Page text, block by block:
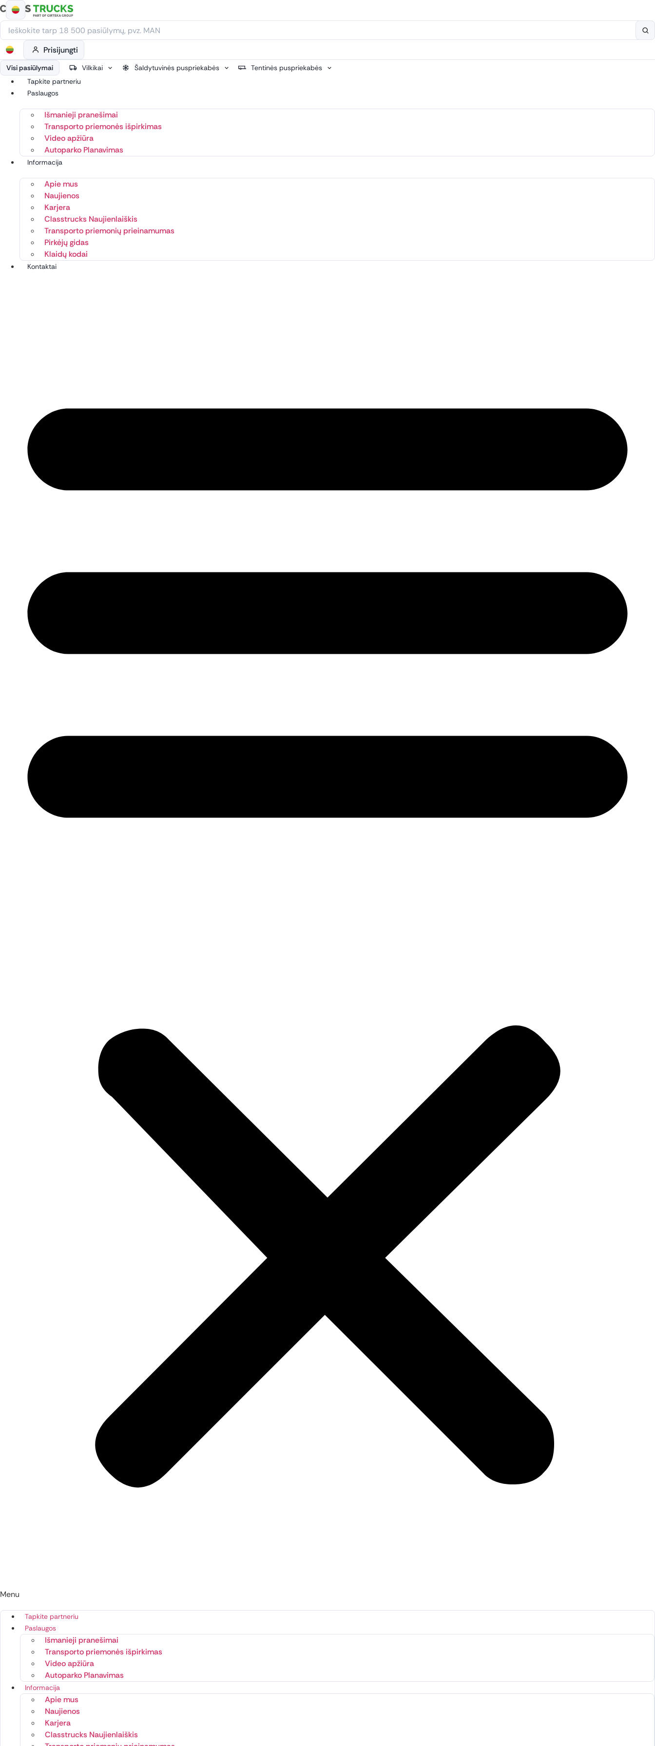
Eiti
prie
turinio
Prisijungti
Visi pasiūlymai Vilkikai Šaldytuvinės puspriekabės
Tentinės puspriekabės
Tapkite partneriu
Paslaugos
Išmanieji pranešimai
Transporto priemonės išpirkimas
Video apžiūra
Autoparko Planavimas
Informacija
Apie mus
Naujienos
Karjera
Classtrucks Naujienlaiškis
Transporto priemonių prieinamumas
Pirkėjų gidas
Klaidų kodai
Kontaktai
Menu
Tapkite partneriu
Paslaugos
Išmanieji pranešimai
Transporto priemonės išpirkimas
Video apžiūra
Autoparko Planavimas
Informacija
Apie mus
Naujienos
Karjera
Classtrucks Naujienlaiškis